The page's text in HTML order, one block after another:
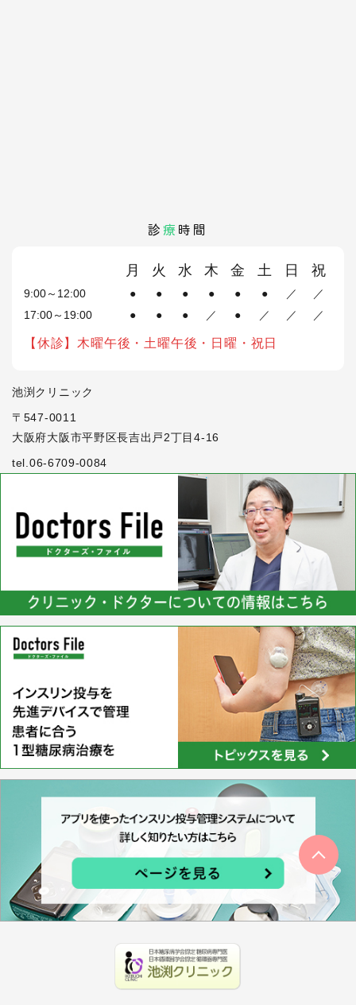
診 療 時間
月 火 水 木 金 土 日 祝
9:00～12:00 ● ● ● ● ● ● ／
／
17:00～19:00
● ● ● ／ ● ／ ／ ／
【休診】木曜午後・土曜午後・日曜・祝日
池渕クリニック
〒547-0011
大阪府大阪市平野区長吉出戸2丁目4-16
tel.06-6709-0084